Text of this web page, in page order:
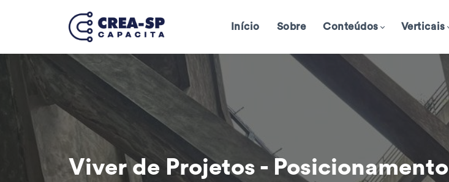
Início Sobre Conteúdos Verticais
Viver de Projetos - Posicionamento